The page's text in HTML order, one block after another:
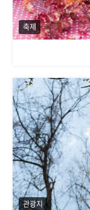
축제
관광지